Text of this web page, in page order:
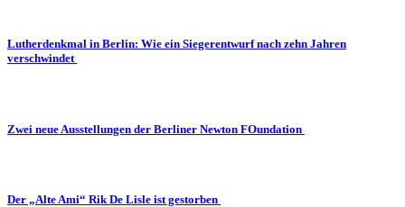
Lutherdenkmal in Berlin: Wie ein Siegerentwurf nach zehn Jahren
verschwindet
Zwei neue Ausstellungen der Berliner Newton FOundation
Der „Alte Ami“ Rik De Lisle ist gestorben